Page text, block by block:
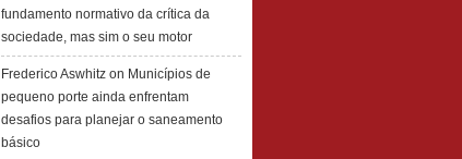
fundamento normativo da crítica da
sociedade, mas sim o seu motor
Frederico Aswhitz on Municípios de
pequeno porte ainda enfrentam
desafios para planejar o saneamento
básico